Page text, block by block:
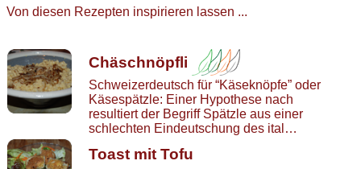
Von diesen Rezepten inspirieren lassen ...
Chäschnöpfli
Schweizerdeutsch für “Käseknöpfe” oder
Käsespätzle: Einer Hypothese nach
resultiert der Begriff Spätzle aus einer
schlechten Eindeutschung des ital…
Toast mit Tofu